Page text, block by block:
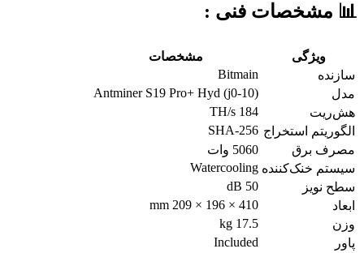
📊 مشخصات فنی :
ویژگی
مشخصات
سازنده
Bitmain
مدل
Antminer S19 Pro+ Hyd (j0-10)
هش‌ریت
184 TH/s
الگوریتم استخراج SHA-256
مصرف برق
5060 وات
سیستم خنک‌کننده Watercooling
سطح نویز
50 dB
ابعاد
410 × 196 × 209 mm
وزن
17.5 kg
پاور
Included